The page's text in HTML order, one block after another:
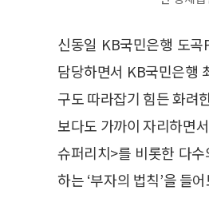
신동일 KB국민은행 도
담당하면서 KB국민은행
구도 따라잡기 힘든 화려
보다도 가까이 자리하면
슈퍼리치>를 비롯한 다
하는 ‘부자의 법칙’을 들